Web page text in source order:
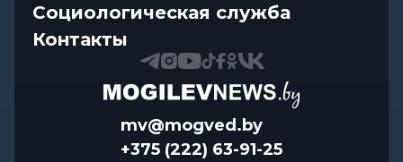
Социологическая служба
Контакты
mv@mogved.by
+375 (222) 63-91-25